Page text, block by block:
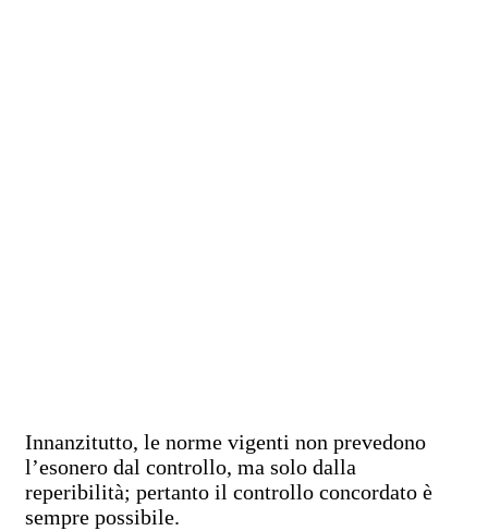
Innanzitutto, le norme vigenti non prevedono
l’esonero dal controllo, ma solo dalla
reperibilità; pertanto il controllo concordato è
sempre possibile.